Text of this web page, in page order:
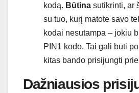
kodą. Būtina sutikrinti, ar
su tuo, kurį matote savo
kodai nesutampa – jokiu
PIN1 kodo. Tai gali būti
kitas bando prisijungti
Dažniausios